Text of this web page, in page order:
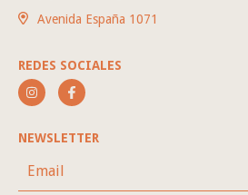
Avenida España 1071
REDES SOCIALES
NEWSLETTER